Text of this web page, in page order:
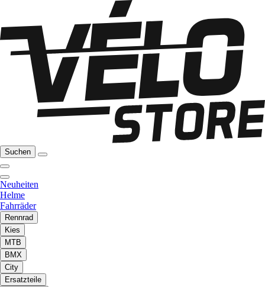
Suchen
Neuheiten
Helme
Fahrräder
Rennrad
Kies
MTB
BMX
City
Ersatzteile